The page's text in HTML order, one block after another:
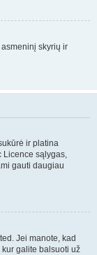
skyrių ir
ir platina
Licence sąlygas,
gauti daugiau
Jei manote, kad
kur galite balsuoti už